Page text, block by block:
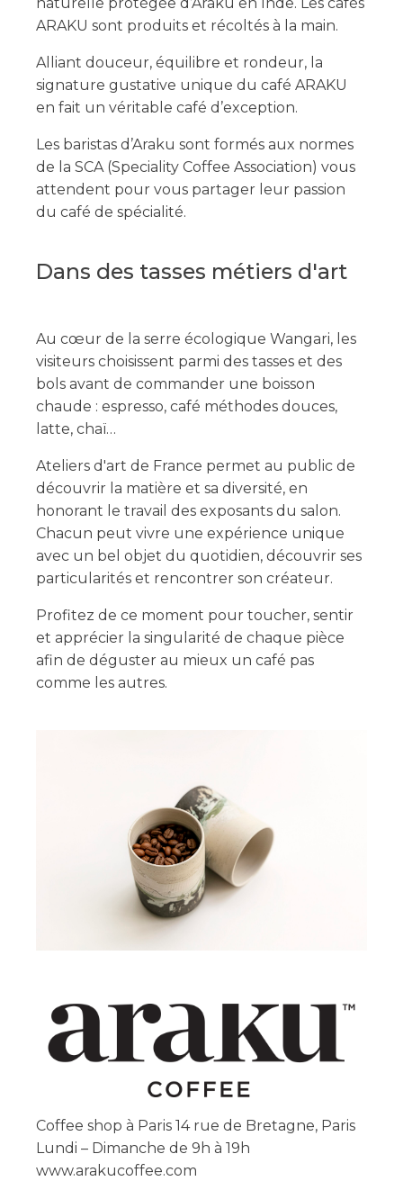
ARAKU sont produits et récoltés à la main.
Alliant douceur, équilibre et rondeur, la
signature gustative unique du café ARAKU
en fait un véritable café d’exception.
Les baristas d’Araku sont formés aux normes
de la SCA (Speciality Coffee Association) vous
attendent pour vous partager leur passion
du café de spécialité.
Dans des tasses métiers d'art
Au cœur de la serre écologique Wangari, les
visiteurs choisissent parmi des tasses et des
bols avant de commander une boisson
chaude : espresso, café méthodes douces,
latte, chaï…
Ateliers d'art de France permet au public de
découvrir la matière et sa diversité, en
honorant le travail des exposants du salon.
Chacun peut vivre une expérience unique
avec un bel objet du quotidien, découvrir ses
particularités et rencontrer son créateur.
Profitez de ce moment pour toucher, sentir
et apprécier la singularité de chaque pièce
afin de déguster au mieux un café pas
comme les autres.
Coffee shop à Paris 14 rue de Bretagne, Paris
Lundi – Dimanche de 9h à 19h
www.arakucoffee.com